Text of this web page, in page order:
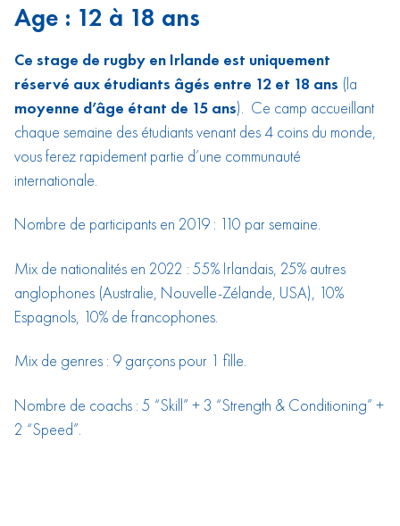
Age : 12 à 18 ans
Ce stage de rugby en Irlande est uniquement
réservé aux étudiants âgés entre 12 et 18 ans (la
moyenne d’âge étant de 15 ans). Ce camp accueillant
chaque semaine des étudiants venant des 4 coins du monde,
vous ferez rapidement partie d’une communauté
internationale.
Nombre de participants en 2019 : 110 par semaine.
Mix de nationalités en 2022 : 55% Irlandais, 25% autres
anglophones (Australie, Nouvelle-Zélande, USA), 10%
Espagnols, 10% de francophones.
Mix de genres : 9 garçons pour 1 fille.
Nombre de coachs : 5 “Skill” + 3 “Strength & Conditioning” +
2 “Speed”.